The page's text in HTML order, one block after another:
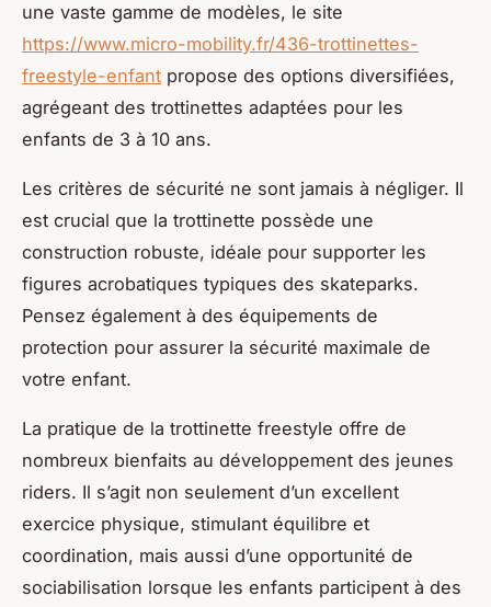
une vaste gamme de modèles, le site
https://www.micro-mobility.fr/436-trottinettes-
freestyle-enfant propose des options diversifiées,
agrégeant des trottinettes adaptées pour les
enfants de 3 à 10 ans.
Les critères de sécurité ne sont jamais à négliger. Il
est crucial que la trottinette possède une
construction robuste, idéale pour supporter les
figures acrobatiques typiques des skateparks.
Pensez également à des équipements de
protection pour assurer la sécurité maximale de
votre enfant.
La pratique de la trottinette freestyle offre de
nombreux bienfaits au développement des jeunes
riders. Il s’agit non seulement d’un excellent
exercice physique, stimulant équilibre et
coordination, mais aussi d’une opportunité de
sociabilisation lorsque les enfants participent à des